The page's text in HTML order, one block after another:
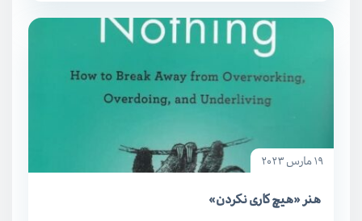
19 مارس 2023
هنر «هیچ کاری نکردن»